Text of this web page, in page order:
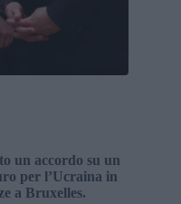
un accordo su un
per l’Ucraina in
a Bruxelles.